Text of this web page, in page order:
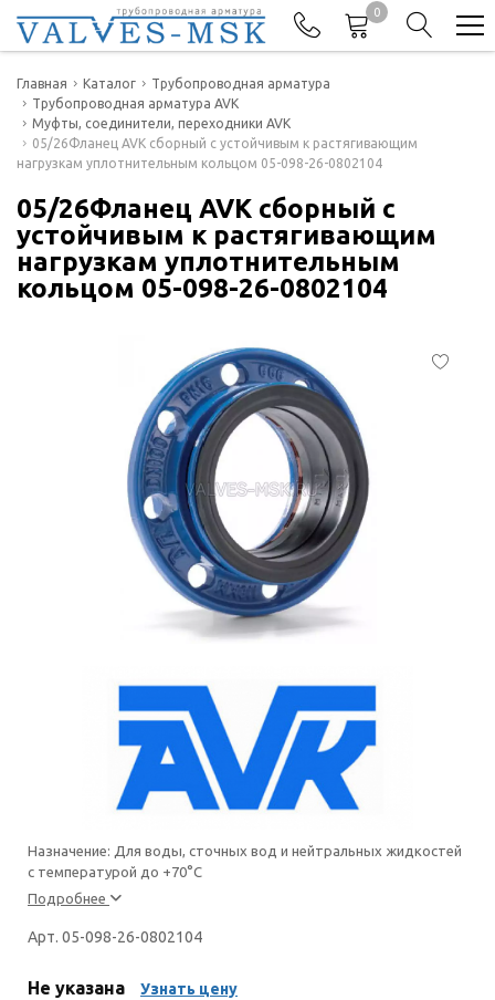
0
Телефоны
+7(977) 474-62-50
Отдел продаж
Главная Каталог
Трубопроводная арматура
Трубопроводная арматура AVK
Муфты, соединители, переходники AVK
05/26Фланец AVK сборный с устойчивым к растягивающим
нагрузкам уплотнительным кольцом 05-098-26-0802104
05/26Фланец AVK сборный с
устойчивым к растягивающим
нагрузкам уплотнительным
кольцом 05-098-26-0802104
Назначение: Для воды, сточных вод и нейтральных жидкостей
с температурой до +70°С
Подробнее
Арт. 05-098-26-0802104
Не указана Узнать цену